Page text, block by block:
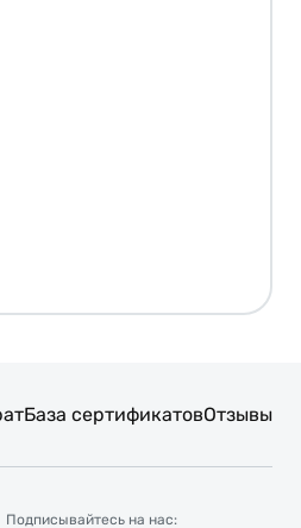
База сертификатовОтзывы
Подписывайтесь на нас: